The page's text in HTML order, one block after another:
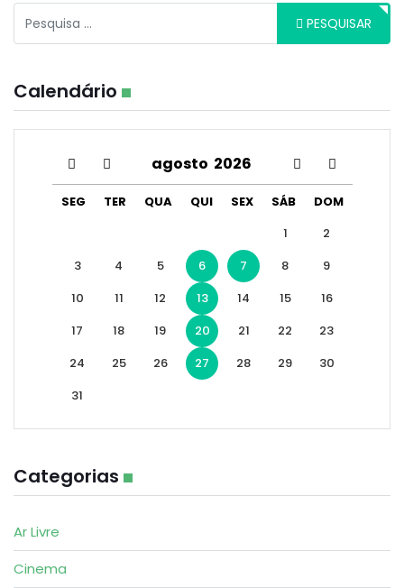
PESQUISAR
Calendário
agosto 2026
SEG TER QUA QUI SEX SÁB
DOM
1
2
3
4 5 6 7 8
9
10
11 12 13 14 15
16
17
18 19 20 21 22
23
24
25 26 27 28 29
30
31
Categorias
Ar Livre
Cinema